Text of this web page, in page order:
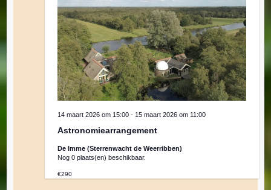
Astronomiearrangement
14 maart 2026 om 15:00 - 15 maart 2026 om 11:00
De Imme (Sterrenwacht de Weerribben)
Nog 0 plaats(en) beschikbaar.
€290